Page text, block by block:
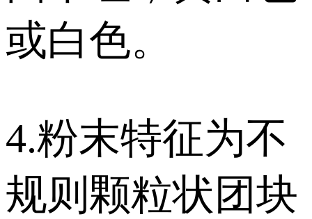
或白色。
4.粉末特征为不
规则颗粒状团块